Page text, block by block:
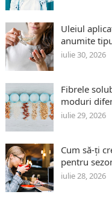
Uleiul
anumite
iulie 30, 2026
Fibrele
moduri
iulie 29, 2026
Cum să-ți
pentru
iulie 28, 2026